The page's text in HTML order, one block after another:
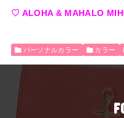
♡ ALOHA & MAHALO
パーソナルカラー カラー